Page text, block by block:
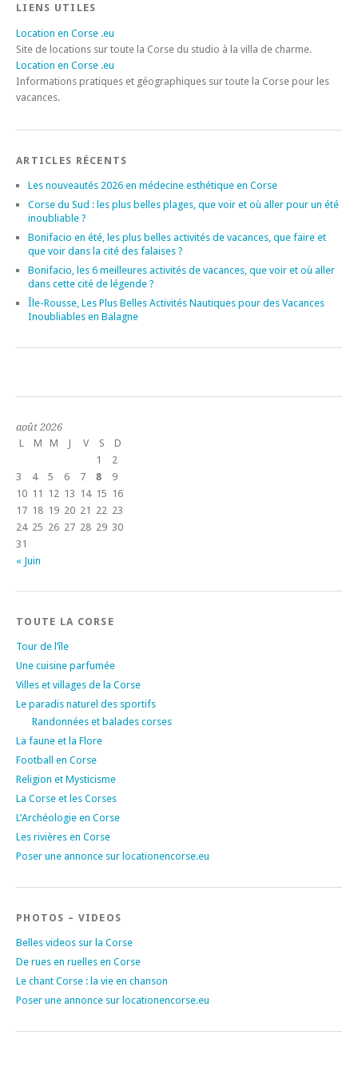
LIENS UTILES
Location en Corse .eu
Site de locations sur toute la Corse du studio à la villa de charme.
Location en Corse .eu
Informations pratiques et géographiques sur toute la Corse pour les
vacances.
ARTICLES RÉCENTS
Les nouveautés 2026 en médecine esthétique en Corse
Corse du Sud : les plus belles plages, que voir et où aller pour un été
inoubliable ?
Bonifacio en été, les plus belles activités de vacances, que faire et
que voir dans la cité des falaises ?
Bonifacio, les 6 meilleures activités de vacances, que voir et où aller
dans cette cité de légende ?
Île-Rousse, Les Plus Belles Activités Nautiques pour des Vacances
Inoubliables en Balagne
août 2026
L
M M J V S
D
1
2
3
4 5 6 7 8
9
10 11 12 13 14 15 16
17 18 19 20 21 22 23
24 25 26 27 28 29 30
31
« Juin
TOUTE LA CORSE
Tour de l’île
Une cuisine parfumée
Villes et villages de la Corse
Le paradis naturel des sportifs
Randonnées et balades corses
La faune et la Flore
Football en Corse
Religion et Mysticisme
La Corse et les Corses
L’Archéologie en Corse
Les rivières en Corse
Poser une annonce sur locationencorse.eu
PHOTOS – VIDEOS
Belles videos sur la Corse
De rues en ruelles en Corse
Le chant Corse : la vie en chanson
Poser une annonce sur locationencorse.eu